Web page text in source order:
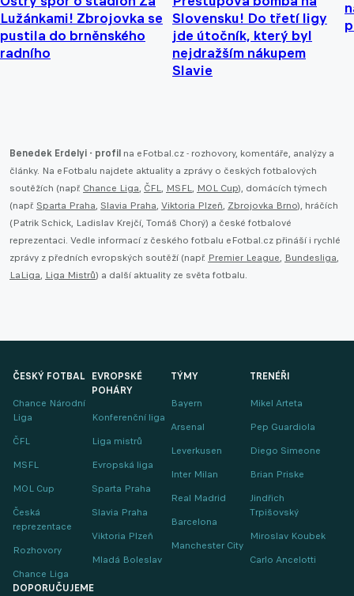
Lužánkami! Zbrojovka se
pustila do brněnského
radního
Slovensku! Do třetí ligy
jde útočník, který byl
nejdražším nákupem
Slavie
Benedek Erdelyi - profil na eFotbal.cz - rozhovory, komentáře, analýzy a
články. Na eFotbalu najdete aktuality a zprávy o českých fotbalových
soutěžích (např. Chance Liga, ČFL, MSFL, MOL Cup), domácích týmech
(např. Sparta Praha, Slavia Praha, Viktoria Plzeň, Zbrojovka Brno), hráčích
(Patrik Schick, Ladislav Krejčí, Tomáš Chorý) a české fotbalové
reprezentaci. Vedle informací z českého fotbalu eFotbal.cz přináší i rychlé
zprávy z předních evropských soutěží (např. Premier League, Bundesliga,
LaLiga, Liga Mistrů) a další aktuality ze světa fotbalu.
ČESKÝ FOTBAL
Chance Národní
Liga
ČFL
MSFL
MOL Cup
Česká
reprezentace
Rozhovory
Chance Liga
EVROPSKÉ
POHÁRY
Konferenční liga
Liga mistrů
Evropská liga
Sparta Praha
Slavia Praha
Viktoria Plzeň
Mladá Boleslav
TÝMY
Bayern
Arsenal
Leverkusen
Inter Milan
Real Madrid
Barcelona
Manchester City
TRENÉŘI
Mikel Arteta
Pep Guardiola
Diego Simeone
Brian Priske
Jindřich
Trpišovský
Miroslav Koubek
Carlo Ancelotti
DOPORUČUJEME